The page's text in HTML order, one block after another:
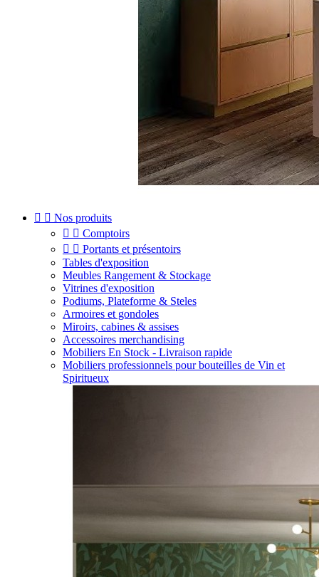
  Nos produits
  Comptoirs
  Portants et présentoirs
Tables d'exposition
Meubles Rangement & Stockage
Vitrines d'exposition
Podiums, Plateforme & Steles
Armoires et gondoles
Miroirs, cabines & assises
Accessoires merchandising
Mobiliers En Stock - Livraison rapide
Mobiliers professionnels pour bouteilles de Vin et
Spiritueux